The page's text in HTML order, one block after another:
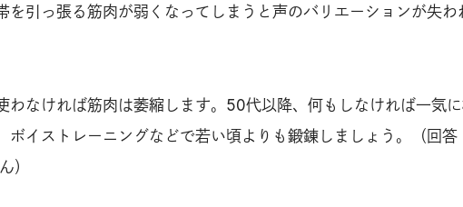
を引っ張る筋肉が弱くなってしまうと声のバリエーションが失わ
わなければ筋肉は萎縮します。50代以降、何もしなければ一気
ボイストレーニングなどで若い頃よりも鍛錬しましょう。（回答
）